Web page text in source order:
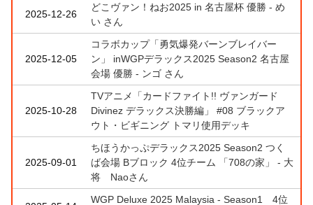
2025-12-26
どこヴァン！ねお2025 in 名古屋杯 優勝 - め
い さん
2025-12-05
コラボカップ「勇気爆発バーンブレイバー
ン」 inWGPデラックス2025 Season2 名古屋
会場 優勝 - ンゴ さん
2025-10-28
TVアニメ「カードファイト!! ヴァンガード
Divinez デラックス決勝編」 #08 ブラックア
ウト・ビギニング トマリ使用デッキ
2025-09-01
ちほうかっぷデラックス2025 Season2 つく
ば会場 Bブロック 4位チーム 「708の家」 - 大
将 Naoさん
WGP Deluxe 2025 Malaysia - Season1 4位